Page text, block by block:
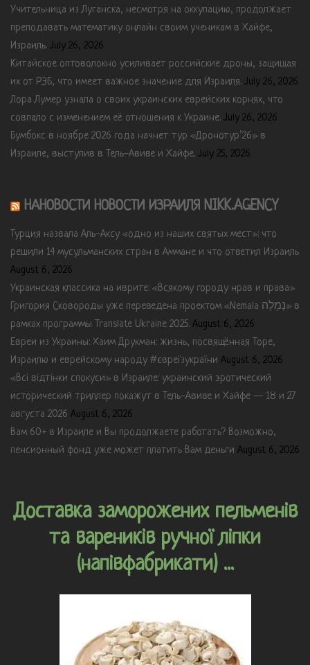
Учительница из Луганска, несмотря на оккупацию, продолжает
преподавать математику онлайн своим ученикам в Хайфе,
Израиль. July 26, 2026
Китайское оптоволокно усиливает российские дроны, защищая
их от РЭБ, что имеет важное значение для Израиля. July 26, 2026
Лора Лумер узнала о своих украинских еврейских корнях, что
совпало с изменением её отношения к Украине. July 26, 2026
Бумбокс в ноябре 2026 года начнет тур «Дронотур’26» в
Израиле, выступив в Тель-Авиве и Хайфе. July 25, 2026
НАНОВОСТИ НОВОСТИ ИЗРАИЛЯ NIKK.AGENCY
Турция назвала Аль-Аксу «одно из наших святых мест»: что
решили 14 мусульманских стран в Аммане и что ответил Израиль
August 6, 2026
Украинская классика на иврите: «Всякому городу нрав и права»
Григория Сковороды уже переведена проектом «Nemala נְמָלָה» в
рамках программы Translate Ukraine 2025. August 6, 2026
Евреи из Украины: Хаим Друкман: жизнь, посвящённая Торе,
Израилю и еврейскому народу #євреїзукраїни August 6, 2026
«Всі відтінки спокуси» в Израиле: украинский эротический
исторический триллер покажут в Тель-Авиве и Хайфе — 18 и 27
августа 2026 August 6, 2026
Вам 60+ в Израиле и Вы продолжаете работать? Возможно,
пенсионный фонд уже может платить Вам деньги August 6, 2026
Доставка заморожених пельменів
та вареників ручної ліпки
(напівфабрикати) ...